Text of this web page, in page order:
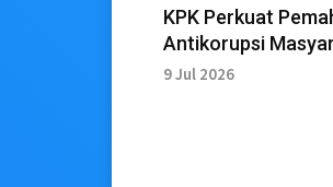
KPK Perkuat
Antikorupsi
NTT Melalui
9 Jul 2026